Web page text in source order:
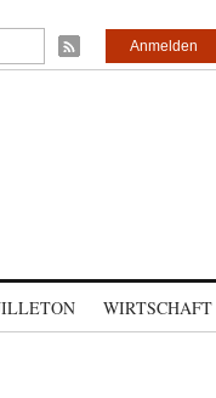
Anmelden
WIRTSCHAFT